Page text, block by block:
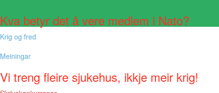
Kva betyr det å vere medlem i Nato?
Krig og fred
Meiningar
Vi treng fleire sjukehus, ikkje meir krig!